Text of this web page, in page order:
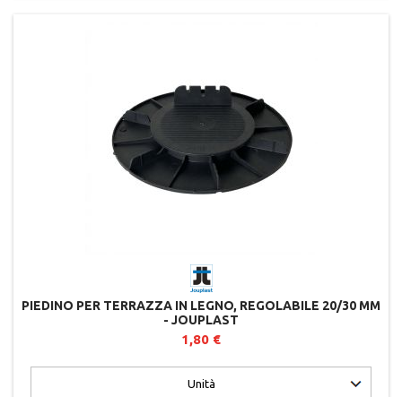
PIEDINO PER TERRAZZA IN LEGNO, REGOLABILE 20/30 MM
- JOUPLAST
1,80 €